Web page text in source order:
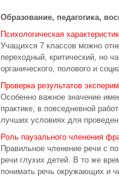
Образование, педагогика,
Психологическая
Учащихся 7 классов можно
переходный, критический, но
органического, полового и
Проверка результатов
Особенно важное значение
практике, в повседневной
лучших условиях для
Роль паузального членения
Правильное членение речи с
речи глухих детей. В то же
понимать речь окружающих и